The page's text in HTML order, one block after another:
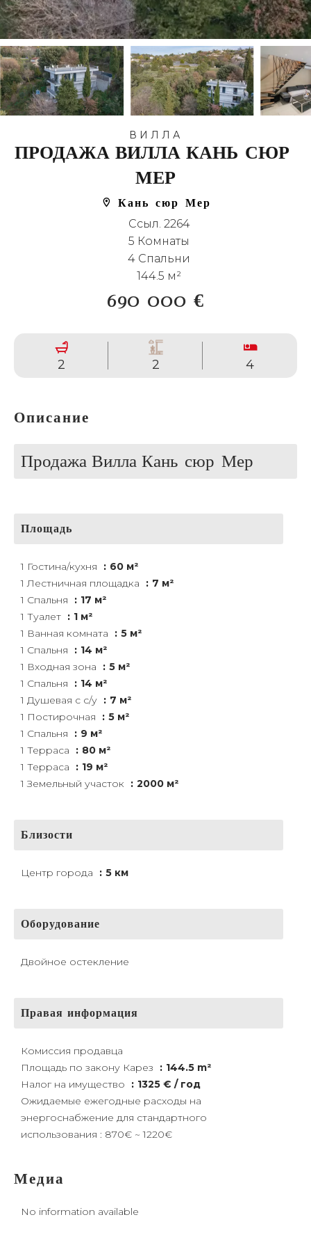
ВИЛЛА
ПРОДАЖА ВИЛЛА КАНЬ-СЮР-
МЕР
Кань-сюр-Мер
Ссыл. 2264
5 Комнаты
4 Спальни
144.5 м²
690 000 €
2 2 4
Описание
Продажа Вилла Кань-сюр-Мер
Площадь
1 Гостина/кухня
60 м²
1 Лестничная площадка
7 м²
1 Спальня
17 м²
1 Туалет
1 м²
1 Ванная комната
5 м²
1 Спальня
14 м²
1 Входная зона
5 м²
1 Спальня
14 м²
1 Душевая с с/у
7 м²
1 Постирочная
5 м²
1 Спальня
9 м²
1 Терраса
80 м²
1 Терраса
19 м²
1 Земельный участок
2000 м²
Близости
Центр города 5 км
Оборудование
Двойное остекление
Правая информация
Комиссия продавца
Площадь по закону Карез
144.5 m²
Налог на имущество
1325 € / год
Ожидаемые ежегодные расходы на
энергоснабжение для стандартного
использования : 870€ ~ 1220€
Медиа
No information available